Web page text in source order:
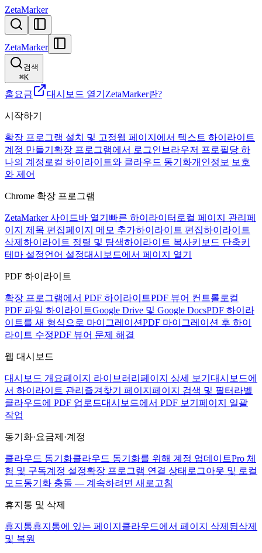
ZetaMarker
ZetaMarker
검색
⌘K
홈요금 대시보드 열기 ZetaMarker란?
시작하기
확장 프로그램 설치 및 고정웹 페이지에서 텍스트 하이라이트
계정 만들기 확장 프로그램에서 로그인 브라우저 프로필당 하
나의 계정 로컬 하이라이트와 클라우드 동기화개인정보 보호
와 제어
Chrome 확장 프로그램
ZetaMarker 사이드바 열기 빠른 하이라이터 로컬 페이지 관리 페
이지 제목 편집페이지 메모 추가하이라이트 편집하이라이트
삭제 하이라이트 정렬 및 탐색하이라이트 복사키보드 단축키
테마 설정언어 설정대시보드에서 페이지 열기
PDF 하이라이트
확장 프로그램에서 PDF 하이라이트PDF 뷰어 컨트롤로컬
PDF 파일 하이라이트Google Drive 및 Google DocsPDF 하이라
이트를 새 형식으로 마이그레이션PDF 마이그레이션 후 하이
라이트 수정PDF 뷰어 문제 해결
웹 대시보드
대시보드 개요페이지 라이브러리 페이지 상세 보기 대시보드에
서 하이라이트 관리 즐겨찾기 페이지 페이지 검색 및 필터 라벨
클라우드에 PDF 업로드대시보드에서 PDF 보기 페이지 일괄
작업
동기화·요금제·계정
클라우드 동기화클라우드 동기화를 위해 계정 업데이트Pro 체
험 및 구독계정 설정확장 프로그램 연결 상태 로그아웃 및 로컬
모드동기화 충돌 — 계속하려면 새로고침
휴지통 및 삭제
휴지통휴지통에 있는 페이지 클라우드에서 페이지 삭제됨삭제
및 복원